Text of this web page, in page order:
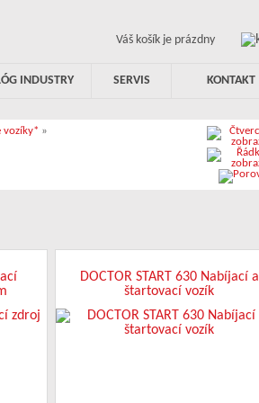
Váš košík je prázdny
INDUSTRY SERVIS KONTAKT
vozíky* »
DOCTOR START 630 Nabíjací a
štartovací vozík